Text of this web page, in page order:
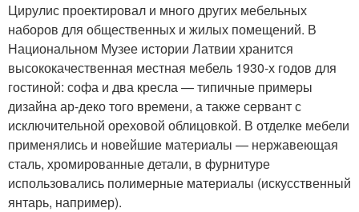
Цирулис проектировал и много других мебельных
наборов для общественных и жилых помещений. В
Национальном Музее истории Латвии хранится
высококачественная местная мебель 1930-х годов для
гостиной: софа и два кресла — типичные примеры
дизайна ар-деко того времени, а также сервант с
исключительной ореховой облицовкой. В отделке мебели
применялись и новейшие материалы — нержавеющая
сталь, хромированные детали, в фурнитуре
использовались полимерные материалы (искусственный
янтарь, например).